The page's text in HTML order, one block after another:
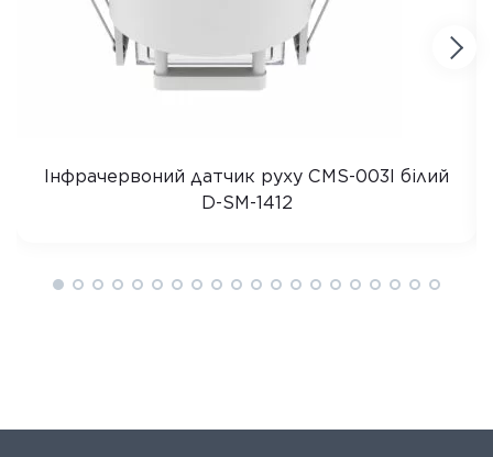
Інфрачервоний датчик руху CMS-003I білий
D-SM-1412